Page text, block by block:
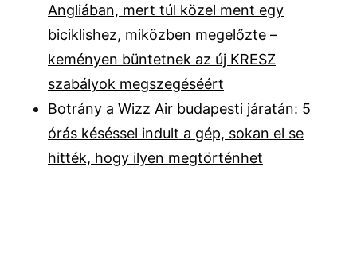
Angliában, mert túl közel ment egy
biciklishez, miközben megelőzte –
keményen büntetnek az új KRESZ
szabályok megszegéséért
Botrány a Wizz Air budapesti járatán: 5
órás késéssel indult a gép, sokan el se
hitték, hogy ilyen megtörténhet